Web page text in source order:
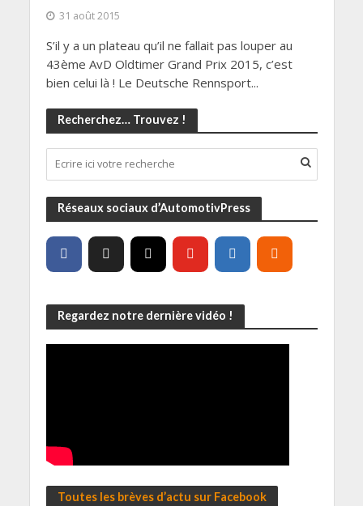
31 août 2015
S’il y a un plateau qu’il ne fallait pas louper au
43ème AvD Oldtimer Grand Prix 2015, c’est
bien celui là ! Le Deutsche Rennsport...
Recherchez… Trouvez !
Réseaux sociaux d’AutomotivPress
Regardez notre dernière vidéo !
Toutes les brèves d’actu sur Facebook